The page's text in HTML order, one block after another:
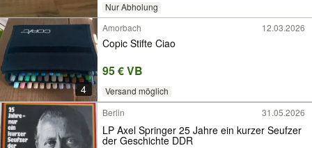
Nur Abholung
4
Amorbach 12.03.2026
Copic Stifte Ciao
95 € VB
Versand möglich
Berlin 31.05.2026
LP Axel Springer 25 Jahre ein kurzer Seufzer
der Geschichte DDR